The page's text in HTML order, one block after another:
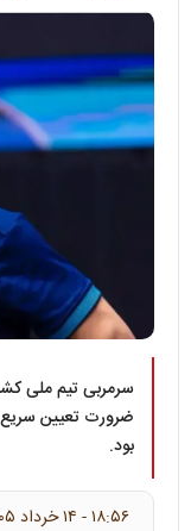
سرمربی تیم ملی
ضرورت تعیین سریع
بود.
۱۸:۵۶ - ۱۴ خرداد ۱۴۰۵